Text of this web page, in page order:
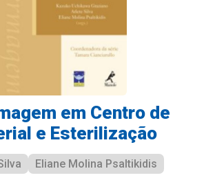
em Centro de
e Esterilização
Eliane Molina Psaltikidis